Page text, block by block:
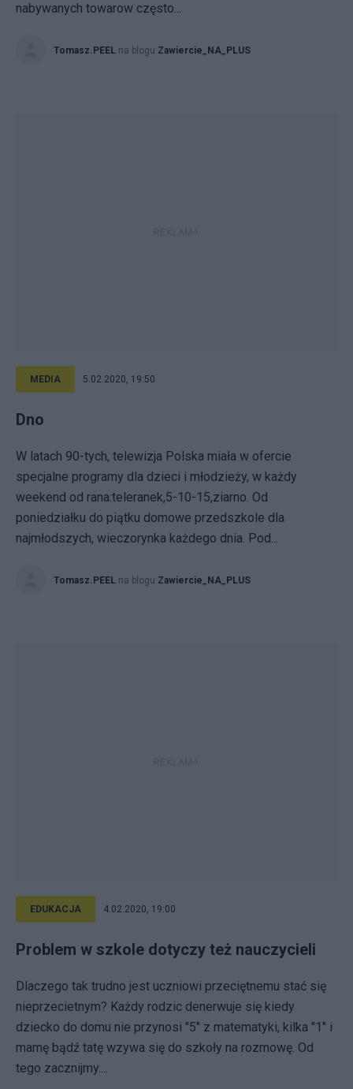
nabywanych towarow często...
Tomasz.PEEL na blogu Zawiercie_NA_PLUS
MEDIA 5.02.2020, 19:50
Dno
W latach 90-tych, telewizja Polska miała w ofercie
specjalne programy dla dzieci i młodzieży, w każdy
weekend od rana:teleranek,5-10-15,ziarno. Od
poniedziałku do piątku domowe przedszkole dla
najmłodszych, wieczorynka każdego dnia. Pod...
Tomasz.PEEL na blogu Zawiercie_NA_PLUS
EDUKACJA 4.02.2020, 19:00
Problem w szkole dotyczy też nauczycieli
Dlaczego tak trudno jest uczniowi przeciętnemu stać się
nieprzecietnym? Każdy rodzic denerwuje się kiedy
dziecko do domu nie przynosi "5" z matematyki, kilka "1" i
mamę bądź tatę wzywa się do szkoły na rozmowę. Od
tego zacznijmy....